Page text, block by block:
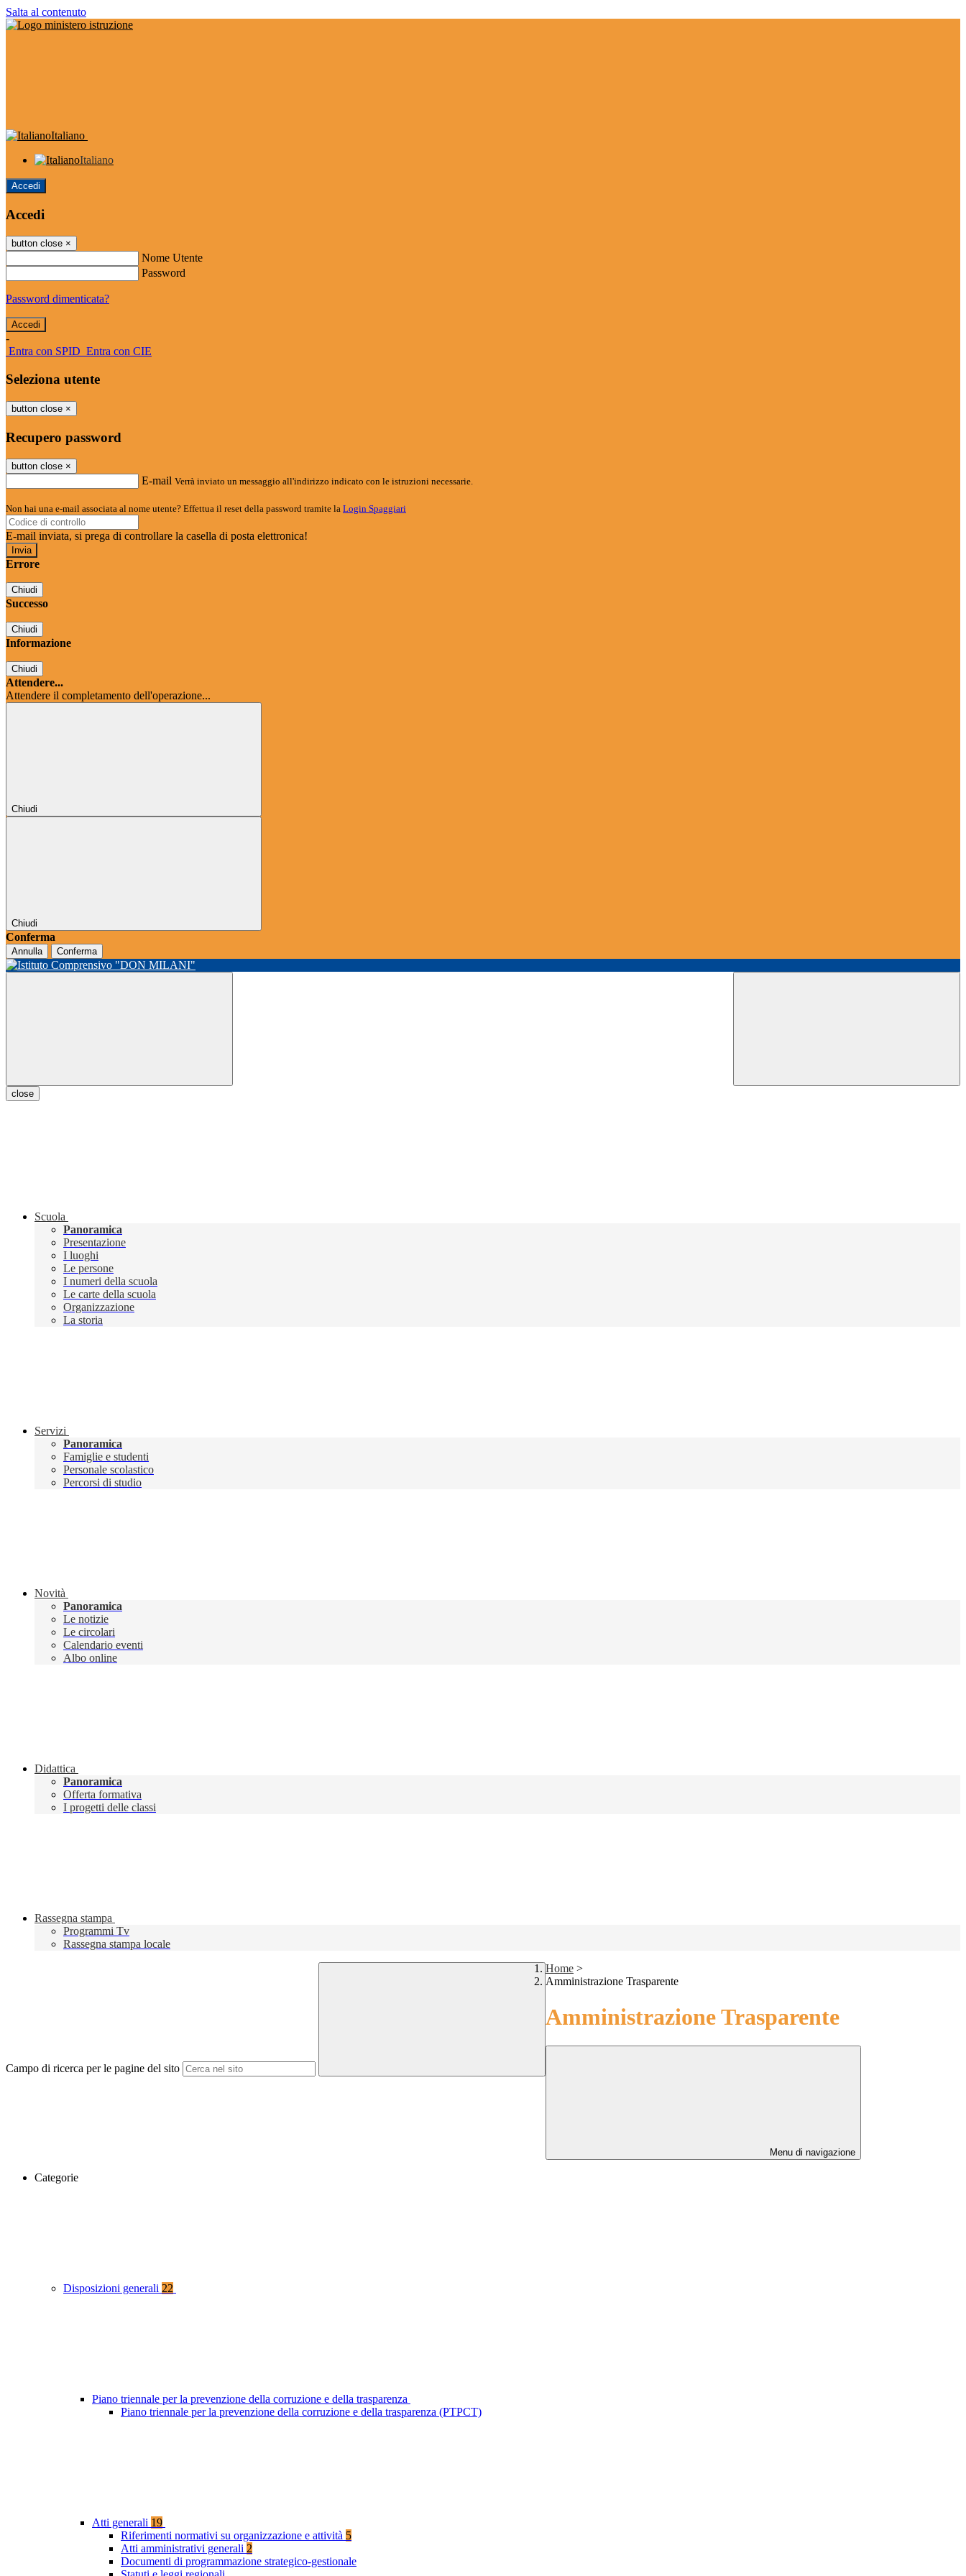
Salta al contenuto
Italiano
Italiano
Accedi
Accedi
button close ×
Nome Utente
Password
Password dimenticata?
-
Entra con SPID Entra con CIE
Seleziona utente
button close ×
Recupero password
button close ×
E-mail Verrà inviato un messaggio all'indirizzo indicato con le istruzioni necessarie.
Non hai una e-mail associata al nome utente? Effettua il reset della password tramite la Login Spaggiari
E-mail inviata, si prega di controllare la casella di posta elettronica!
Errore
Chiudi
Successo
Chiudi
Informazione
Chiudi
Attendere...
Attendere il completamento dell'operazione...
Chiudi
Chiudi
Conferma
Annulla Conferma
close
Scuola
Panoramica
Presentazione
I luoghi
Le persone
I numeri della scuola
Le carte della scuola
Organizzazione
La storia
Servizi
Panoramica
Famiglie e studenti
Personale scolastico
Percorsi di studio
Novità
Panoramica
Le notizie
Le circolari
Calendario eventi
Albo online
Didattica
Panoramica
Offerta formativa
I progetti delle classi
Rassegna stampa
Programmi Tv
Rassegna stampa locale
Campo di ricerca per le pagine del sito
Home >
Amministrazione Trasparente
Amministrazione Trasparente
Menu di navigazione
Categorie
Disposizioni generali 22
Piano triennale per la prevenzione della corruzione e della trasparenza
Piano triennale per la prevenzione della corruzione e della trasparenza (PTPCT)
Atti generali 19
Riferimenti normativi su organizzazione e attività 5
Atti amministrativi generali 2
Documenti di programmazione strategico-gestionale